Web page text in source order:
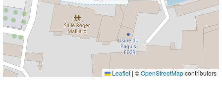
Leaflet | ©OpenStreetMapcontributors